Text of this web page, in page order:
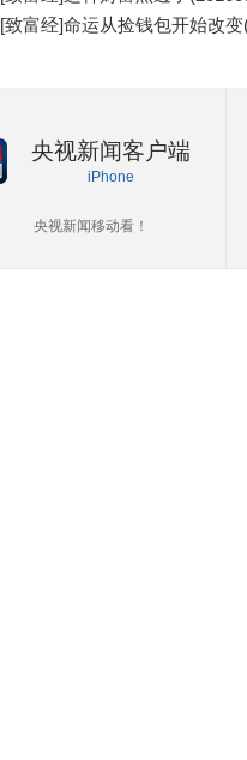
[致富经]命运从捡钱包开始改变
央视新闻客户端
iPhone
央视新闻移动看！